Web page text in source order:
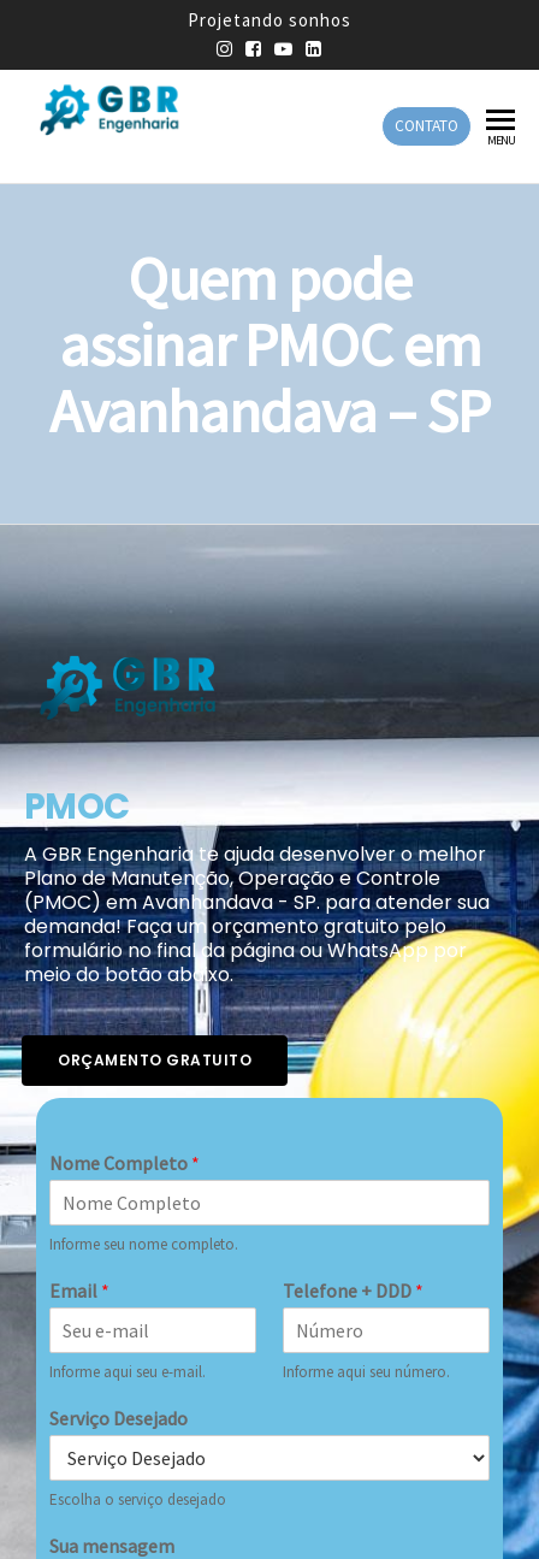
Projetando sonhos
Engenharia
Engenharia
CONTATO
MENU
Quem pode
assinar PMOC em
Avanhandava – SP
PMOC
A GBR Engenharia te ajuda desenvolver o melhor
Plano de Manutenção, Operação e Controle
(PMOC) em Avanhandava - SP. para atender sua
demanda! Faça um orçamento gratuito pelo
formulário no final da página ou WhatsApp por
meio do botão abaixo.
ORÇAMENTO GRATUITO
Nome Completo *
Informe seu nome completo.
Email *
Informe aqui seu e-mail.
Telefone + DDD *
Informe aqui seu número.
Serviço Desejado
Escolha o serviço desejado
Sua mensagem